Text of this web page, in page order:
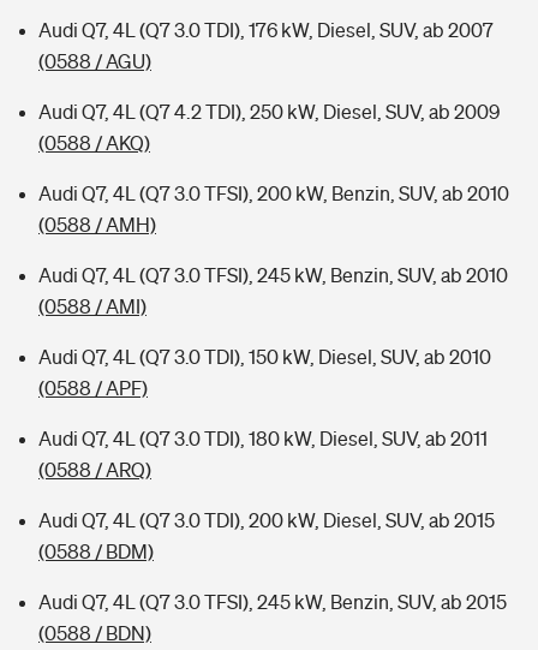
Sie haben Fragen?
Audi Q7, 4L (Q7 3.0 TDI), 176 kW, Diesel, SUV, ab 2007
(0588 / AGU)
Audi Q7, 4L (Q7 4.2 TDI), 250 kW, Diesel, SUV, ab 2009
(0588 / AKQ)
Audi Q7, 4L (Q7 3.0 TFSI), 200 kW, Benzin, SUV, ab 2010
(0588 / AMH)
Audi Q7, 4L (Q7 3.0 TFSI), 245 kW, Benzin, SUV, ab 2010
(0588 / AMI)
Audi Q7, 4L (Q7 3.0 TDI), 150 kW, Diesel, SUV, ab 2010
(0588 / APF)
Audi Q7, 4L (Q7 3.0 TDI), 180 kW, Diesel, SUV, ab 2011
(0588 / ARQ)
Audi Q7, 4L (Q7 3.0 TDI), 200 kW, Diesel, SUV, ab 2015
(0588 / BDM)
Audi Q7, 4L (Q7 3.0 TFSI), 245 kW, Benzin, SUV, ab 2015
(0588 / BDN)